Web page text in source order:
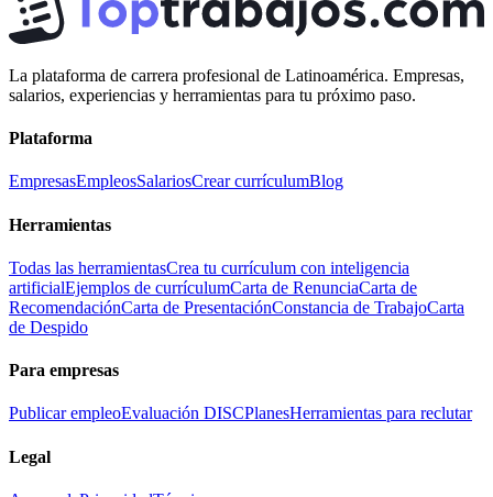
La plataforma de carrera profesional de Latinoamérica. Empresas,
salarios, experiencias y herramientas para tu próximo paso.
Plataforma
EmpresasEmpleosSalariosCrear currículumBlog
Herramientas
Todas las herramientasCrea tu currículum con inteligencia
artificialEjemplos de currículumCarta de RenunciaCarta de
RecomendaciónCarta de PresentaciónConstancia de TrabajoCarta
de Despido
Para empresas
Publicar empleoEvaluación DISCPlanesHerramientas para reclutar
Legal